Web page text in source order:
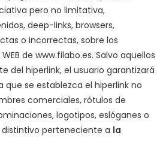
pero no limitativa,
deep-links, browsers,
o incorrectas, sobre los
de www.filabo.es. Salvo aquellos
del hiperlink, el usuario garantizará
que se establezca el hiperlink no
comerciales, rótulos de
logotipos, eslóganes o
perteneciente a la